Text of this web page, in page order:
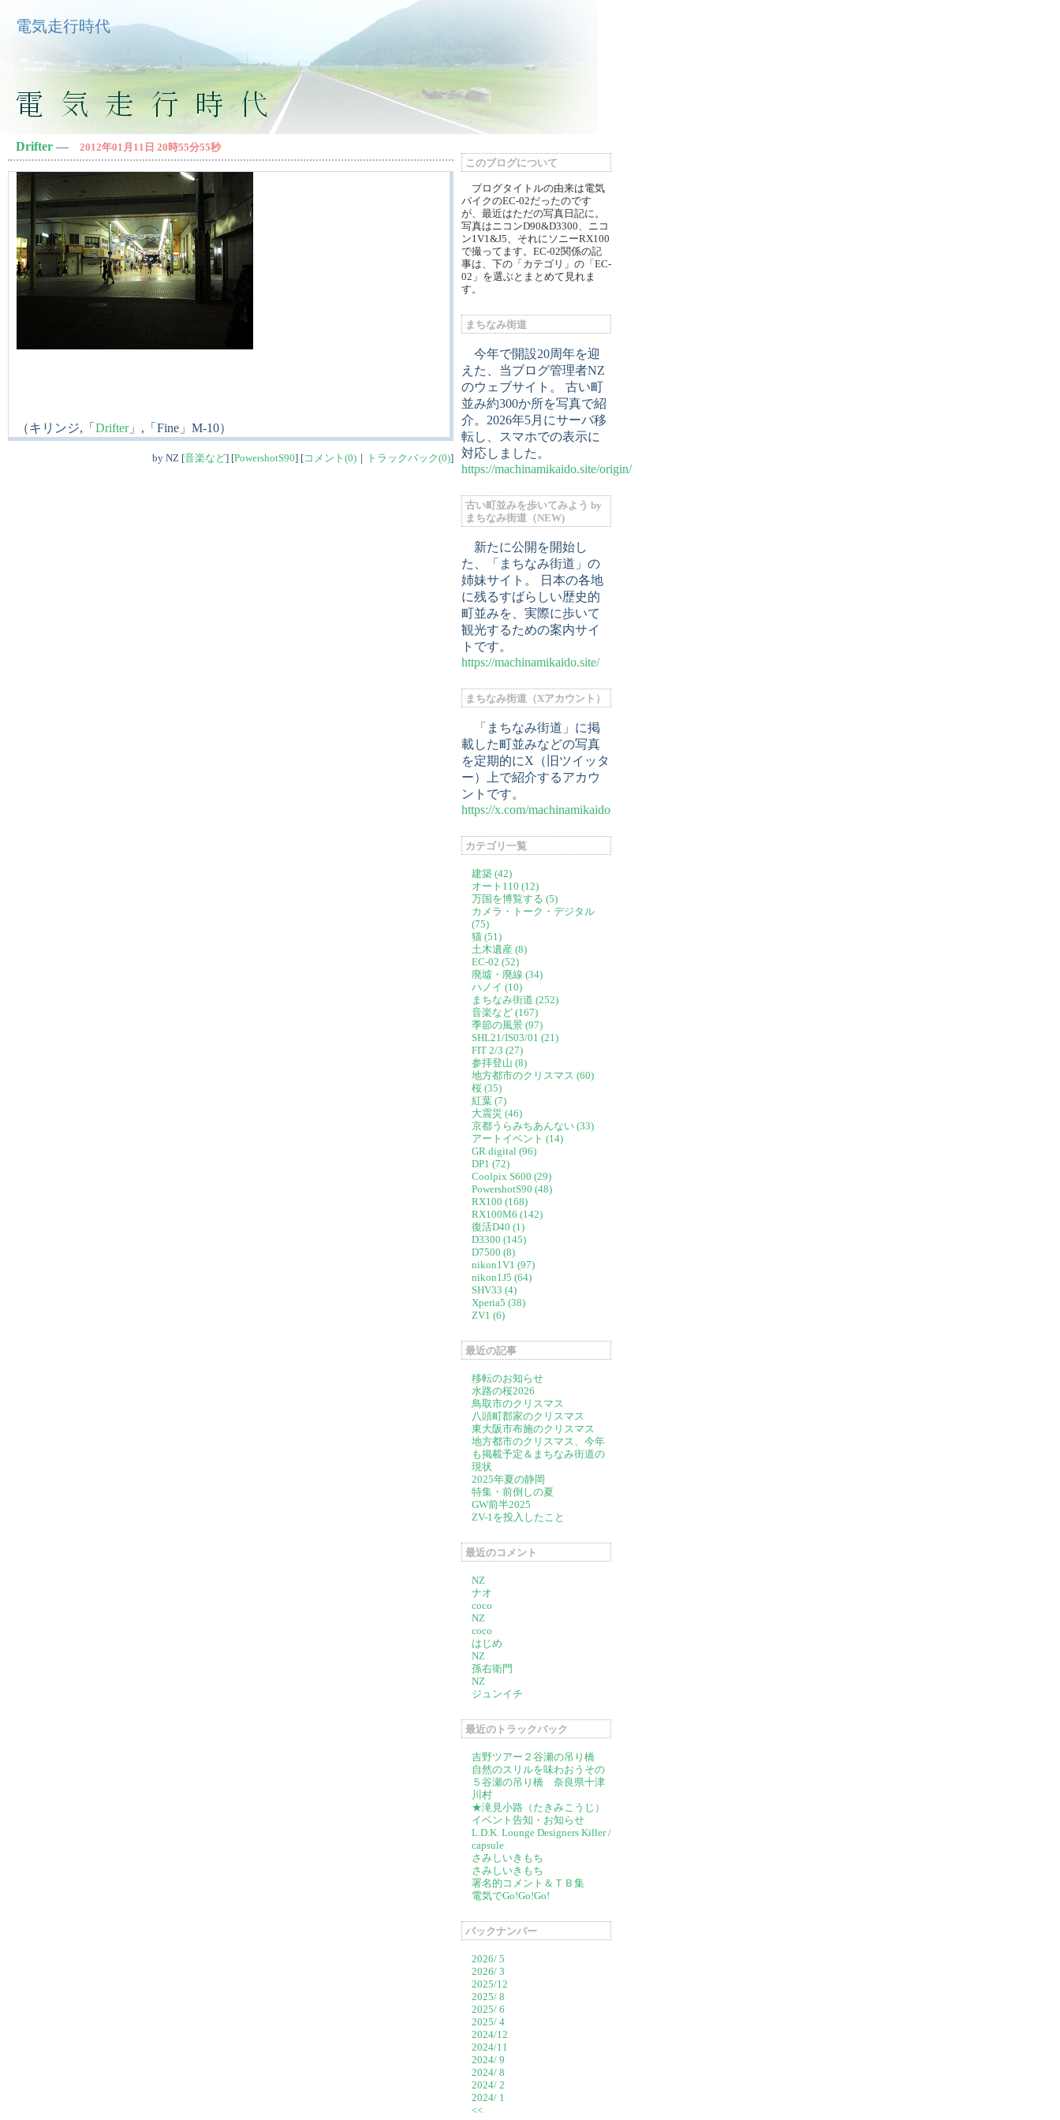
電気走行時代
Drifter ― 2012年01月11日 20時55分55秒
（キリンジ,「 Drifter」,「Fine」M-10）
by NZ [音楽など] [PowershotS90] [コメント(0) ｜ トラックバック(0)]
このブログについて
ブログタイトルの由来は電気
バイクのEC-02だったのです
が、最近はただの写真日記に。
写真はニコンD90&D3300、ニコ
ン1V1&J5、それにソニーRX100
で撮ってます。EC-02関係の記
事は、下の「カテゴリ」の「EC-
02」を選ぶとまとめて見れま
す。
まちなみ街道
今年で開設20周年を迎
えた、当ブログ管理者NZ
のウェブサイト。 古い町
並み約300か所を写真で紹
介。2026年5月にサーバ移
転し、スマホでの表示に
対応しました。
https://machinamikaido.site/origin/
古い町並みを歩いてみよう by
まちなみ街道（NEW)
新たに公開を開始し
た、「まちなみ街道」の
姉妹サイト。 日本の各地
に残るすばらしい歴史的
町並みを、実際に歩いて
観光するための案内サイ
トです。
https://machinamikaido.site/
まちなみ街道（Xアカウント）
「まちなみ街道」に掲
載した町並みなどの写真
を定期的にX（旧ツイッタ
ー）上で紹介するアカウ
ントです。
https://x.com/machinamikaido
カテゴリ一覧
建築 (42)
オート110 (12)
万国を博覧する (5)
カメラ・トーク・デジタル
(75)
猫 (51)
土木遺産 (8)
EC-02 (52)
廃墟・廃線 (34)
ハノイ (10)
まちなみ街道 (252)
音楽など (167)
季節の風景 (97)
SHL21/IS03/01 (21)
FIT 2/3 (27)
参拝登山 (8)
地方都市のクリスマス (60)
桜 (35)
紅葉 (7)
大震災 (46)
京都うらみちあんない (33)
アートイベント (14)
GR digital (96)
DP1 (72)
Coolpix S600 (29)
PowershotS90 (48)
RX100 (168)
RX100M6 (142)
復活D40 (1)
D3300 (145)
D7500 (8)
nikon1V1 (97)
nikon1J5 (64)
SHV33 (4)
Xperia5 (38)
ZV1 (6)
最近の記事
移転のお知らせ
水路の桜2026
鳥取市のクリスマス
八頭町郡家のクリスマス
東大阪市布施のクリスマス
地方都市のクリスマス、今年
も掲載予定＆まちなみ街道の
現状
2025年夏の静岡
特集・前倒しの夏
GW前半2025
ZV-1を投入したこと
最近のコメント
NZ
ナオ
coco
NZ
coco
はじめ
NZ
孫右衛門
NZ
ジュンイチ
最近のトラックバック
吉野ツアー２谷瀬の吊り橋
自然のスリルを味わおうその
５谷瀬の吊り橋 奈良県十津
川村
★滝見小路（たきみこうじ）
イベント告知・お知らせ
L.D.K. Lounge Designers Killer /
capsule
さみしいきもち
さみしいきもち
署名的コメント＆ＴＢ集
電気でGo!Go!Go!
バックナンバー
2026/ 5
2026/ 3
2025/12
2025/ 8
2025/ 6
2025/ 4
2024/12
2024/11
2024/ 9
2024/ 8
2024/ 2
2024/ 1
<<